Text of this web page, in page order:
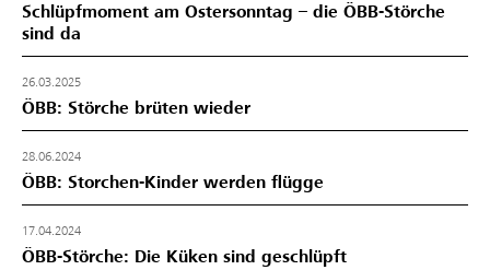
Schlüpfmoment am Ostersonntag – die ÖBB-Störche
sind da
26.03.2025
ÖBB: Störche brüten wieder
28.06.2024
ÖBB: Storchen-Kinder werden flügge
17.04.2024
ÖBB-Störche: Die Küken sind geschlüpft